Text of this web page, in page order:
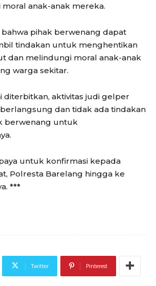
anak-anak mereka.
bahwa pihak berwenang dapat
tindakan untuk menghentikan
dan melindungi moral anak-anak
warga sekitar.
diterbitkan, aktivitas judi gelper
dan tidak ada tindakan
berwenang untuk
untuk konfirmasi kepada
Polresta Barelang hingga ke
***
Twitter Pinterest